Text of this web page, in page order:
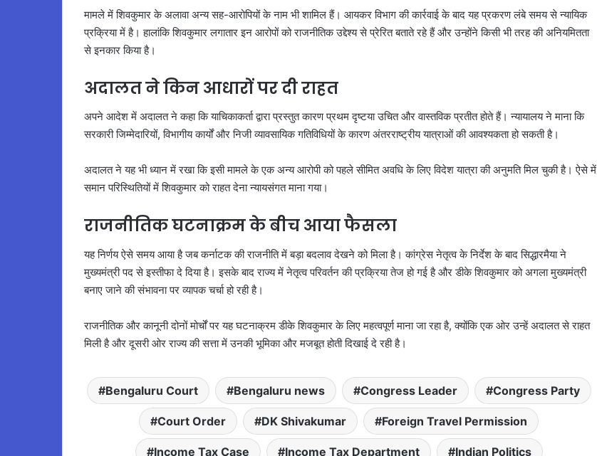
मामले में शिवकुमार के अलावा अन्य सह-आरोपियों के नाम भी शामिल हैं। आयकर विभाग की कार्रवाई के बाद यह प्रकरण लंबे समय से न्यायिक
प्रक्रिया में है। हालांकि शिवकुमार लगातार इन आरोपों को राजनीतिक उद्देश्य से प्रेरित बताते रहे हैं और उन्होंने किसी भी तरह की अनियमितता
से इनकार किया है।
अदालत ने किन आधारों पर दी राहत
अपने आदेश में अदालत ने कहा कि याचिकाकर्ता द्वारा प्रस्तुत कारण प्रथम दृष्टया उचित और वास्तविक प्रतीत होते हैं। न्यायालय ने माना कि
सरकारी जिम्मेदारियों, विभागीय कार्यों और निजी व्यावसायिक गतिविधियों के कारण अंतरराष्ट्रीय यात्राओं की आवश्यकता हो सकती है।
अदालत ने यह भी ध्यान में रखा कि इसी मामले के एक अन्य आरोपी को पहले सीमित अवधि के लिए विदेश यात्रा की अनुमति मिल चुकी है। ऐसे में
समान परिस्थितियों में शिवकुमार को राहत देना न्यायसंगत माना गया।
राजनीतिक घटनाक्रम के बीच आया फैसला
यह निर्णय ऐसे समय आया है जब कर्नाटक की राजनीति में बड़ा बदलाव देखने को मिला है। कांग्रेस नेतृत्व के निर्देश के बाद सिद्धारमैया ने
मुख्यमंत्री पद से इस्तीफा दे दिया है। इसके बाद राज्य में नेतृत्व परिवर्तन की प्रक्रिया तेज हो गई है और डीके शिवकुमार को अगला मुख्यमंत्री
बनाए जाने की संभावना पर व्यापक चर्चा हो रही है।
राजनीतिक और कानूनी दोनों मोर्चों पर यह घटनाक्रम डीके शिवकुमार के लिए महत्वपूर्ण माना जा रहा है, क्योंकि एक ओर उन्हें अदालत से राहत
मिली है और दूसरी ओर राज्य की सत्ता में उनकी भूमिका और मजबूत होती दिखाई दे रही है।
Bengaluru Court Bengaluru news Congress Leader Congress Party
Court Order DK Shivakumar Foreign Travel Permission
Income Tax Case Income Tax Department Indian Politics